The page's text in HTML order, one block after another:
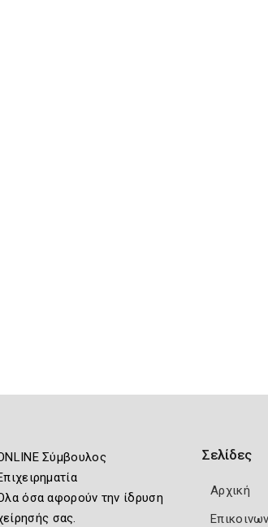
Σύμβουλος
όσα αφορούν την ίδρυση
σας.
Σελίδες
Αρχική